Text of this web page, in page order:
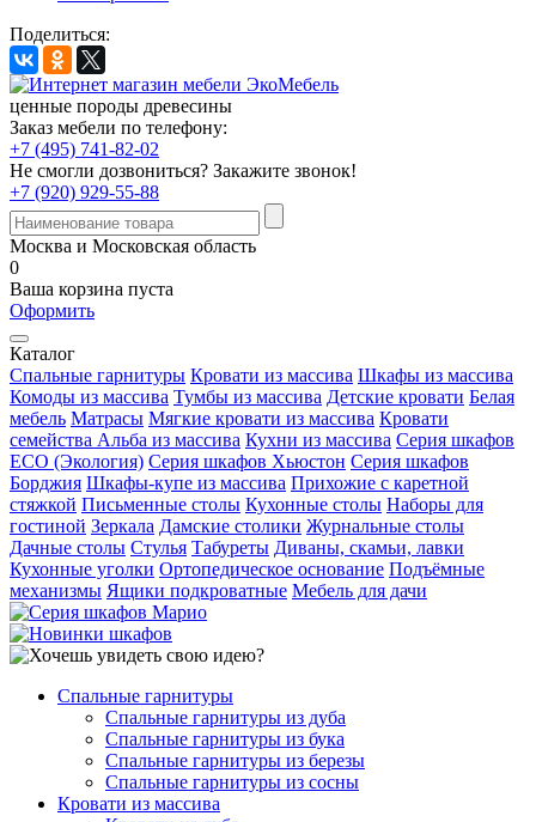
Поделиться:
ценные породы древесины
Заказ мебели по телефону:
+7 (495) 741-82-02
Не смогли дозвониться? Закажите звонок!
+7 (920) 929-55-88
Москва и Московская область
0
Ваша корзина пуста
Оформить
Каталог
Спальные гарнитуры Кровати из массива Шкафы из массива
Комоды из массива Тумбы из массива Детские кровати Белая
мебель Матрасы Мягкие кровати из массива Кровати
семейства Альба из массива Кухни из массива Серия шкафов
ECO (Экология) Серия шкафов Хьюстон Серия шкафов
Борджия Шкафы-купе из массива Прихожие с каретной
стяжкой Письменные столы Кухонные столы Наборы для
гостиной Зеркала Дамские столики Журнальные столы
Дачные столы Стулья Табуреты Диваны, скамьи, лавки
Кухонные уголки Ортопедическое основание Подъёмные
механизмы Ящики подкроватные Мебель для дачи
Спальные гарнитуры
Спальные гарнитуры из дуба
Спальные гарнитуры из бука
Спальные гарнитуры из березы
Спальные гарнитуры из сосны
Кровати из массива